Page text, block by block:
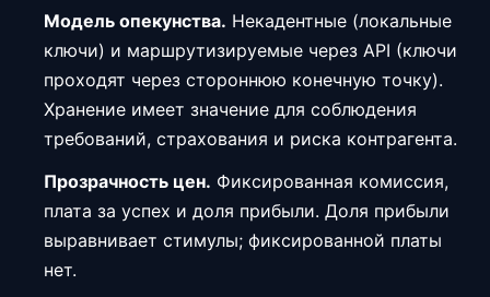
Модель опекунства. Некадентные (локальные
ключи) и маршрутизируемые через API (ключи
проходят через стороннюю конечную точку).
Хранение имеет значение для соблюдения
требований, страхования и риска контрагента.
Прозрачность цен. Фиксированная комиссия,
плата за успех и доля прибыли. Доля прибыли
выравнивает стимулы; фиксированной платы
нет.